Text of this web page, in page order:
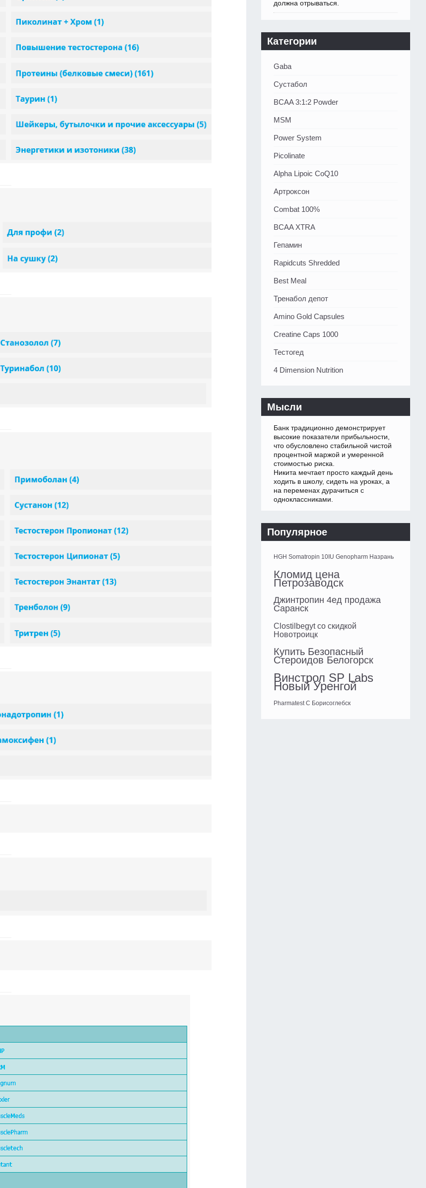
должна отрываться.
Категории
Gaba
Сустабол
BCAA 3:1:2 Powder
MSM
Power System
Picolinate
Alpha Lipoic CoQ10
Артроксон
Combat 100%
BCAA XTRA
Гепамин
Rapidcuts Shredded
Best Meal
Тренабол депот
Amino Gold Capsules
Creatine Caps 1000
Тестогед
4 Dimension Nutrition
Мысли
Банк традиционно демонстрирует
высокие показатели прибыльности,
что обусловлено стабильной чистой
процентной маржой и умеренной
стоимостью риска.
Никита мечтает просто каждый день
ходить в школу, сидеть на уроках, а
на переменах дурачиться с
одноклассниками.
Популярное
HGH Somatropin 10IU Genopharm Назрань
Кломид цена
Петрозаводск
Джинтропин 4ед продажа
Саранск
Clostilbegyt со скидкой
Новотроицк
Купить Безопасный
Стероидов Белогорск
Винстрол SP Labs
Новый Уренгой
Pharmatest C Борисоглебск